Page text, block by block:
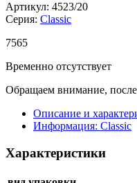
Артикул: 4523/20
Серия: Classic
7565
Временно отсутствует
Обращаем внимание, после
Описание и
Информация: Classic
Характеристики